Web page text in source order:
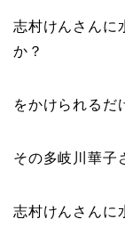
志村けんさんに
か？
をかけられるだ
その多岐川華子
志村けんさんに